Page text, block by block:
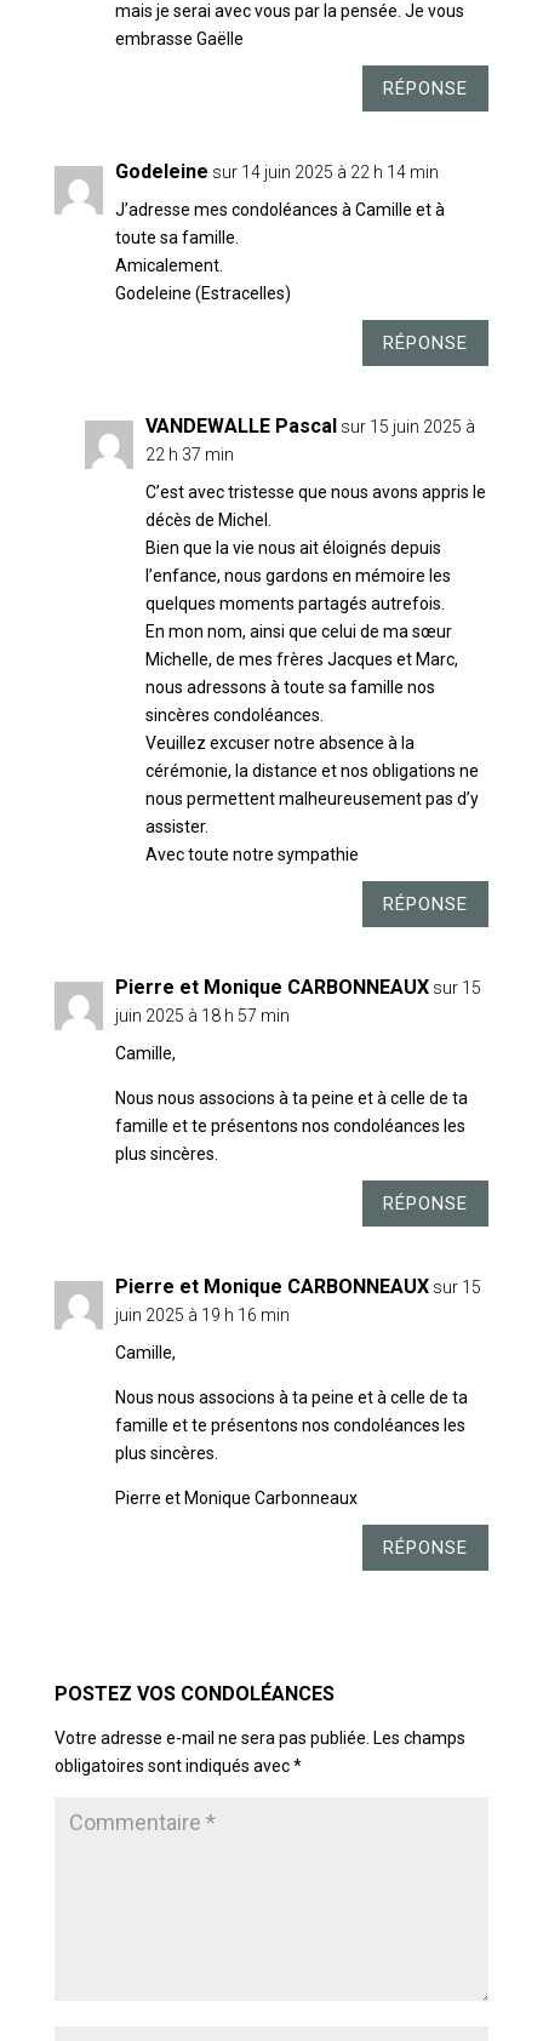
mais je serai avec vous par la pensée. Je vous
embrasse Gaëlle
RÉPONSE
Godeleine sur 14 juin 2025 à 22 h 14 min
J’adresse mes condoléances à Camille et à
toute sa famille.
Amicalement.
Godeleine (Estracelles)
RÉPONSE
VANDEWALLE Pascal sur 15 juin 2025 à
22 h 37 min
C’est avec tristesse que nous avons appris le
décès de Michel.
Bien que la vie nous ait éloignés depuis
l’enfance, nous gardons en mémoire les
quelques moments partagés autrefois.
En mon nom, ainsi que celui de ma sœur
Michelle, de mes frères Jacques et Marc,
nous adressons à toute sa famille nos
sincères condoléances.
Veuillez excuser notre absence à la
cérémonie, la distance et nos obligations ne
nous permettent malheureusement pas d’y
assister.
Avec toute notre sympathie
RÉPONSE
Pierre et Monique CARBONNEAUX sur 15
juin 2025 à 18 h 57 min
Camille,
Nous nous associons à ta peine et à celle de ta
famille et te présentons nos condoléances les
plus sincères.
RÉPONSE
Pierre et Monique CARBONNEAUX sur 15
juin 2025 à 19 h 16 min
Camille,
Nous nous associons à ta peine et à celle de ta
famille et te présentons nos condoléances les
plus sincères.
Pierre et Monique Carbonneaux
RÉPONSE
Votre adresse e-mail ne sera pas publiée. Les champs
obligatoires sont indiqués avec*